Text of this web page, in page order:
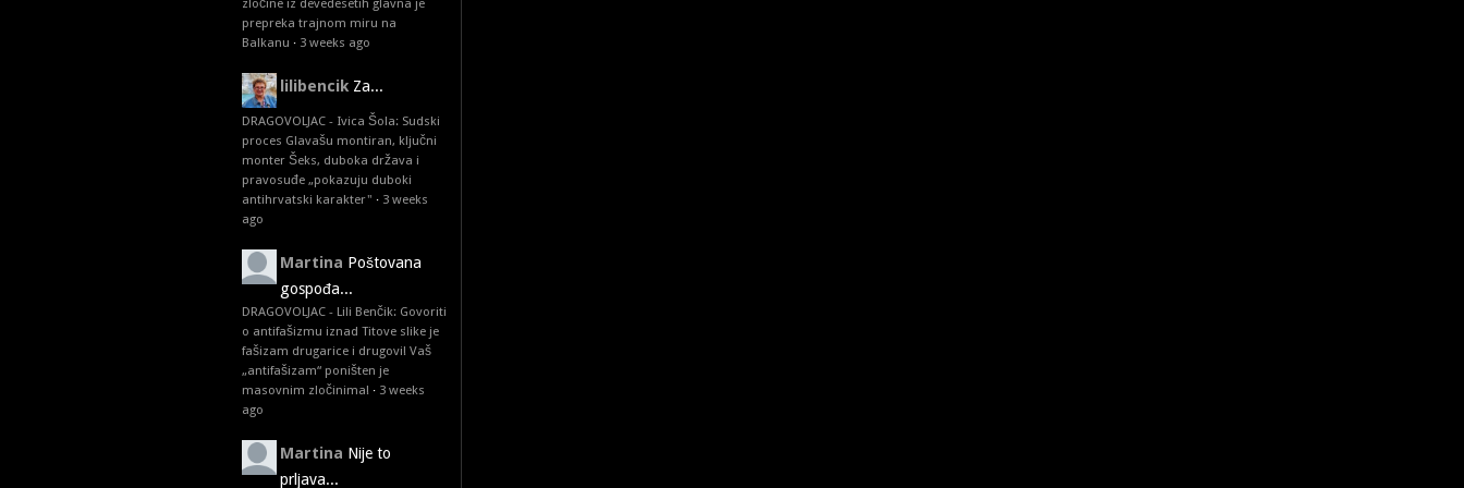
zločine iz devedesetih glavna je
prepreka trajnom miru na
Balkanu · 3 weeks ago
lilibencik Za...
DRAGOVOLJAC - Ivica Šola: Sudski
proces Glavašu montiran, ključni
monter Šeks, duboka država i
pravosuđe „pokazuju duboki
antihrvatski karakter" · 3 weeks
ago
Martina Poštovana
gospođa...
DRAGOVOLJAC - Lili Benčik: Govoriti
o antifašizmu iznad Titove slike je
fašizam drugarice i drugovi! Vaš
„antifašizam“ poništen je
masovnim zločinima! · 3 weeks
ago
Martina Nije to
prljava...